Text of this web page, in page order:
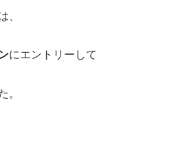
、
にエントリーして
。